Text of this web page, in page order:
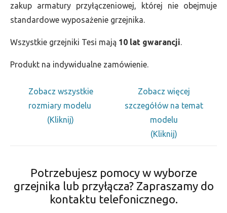
zakup armatury przyłączeniowej, której nie obejmuje
standardowe wyposażenie grzejnika.
Wszystkie grzejniki Tesi mają 10 lat gwarancji.
Produkt na indywidualne zamówienie.
Zobacz wszystkie
rozmiary modelu
(Kliknij)
Zobacz więcej
szczegółów na temat
modelu
(Kliknij)
Potrzebujesz pomocy w wyborze
grzejnika lub przyłącza? Zapraszamy do
kontaktu telefonicznego.